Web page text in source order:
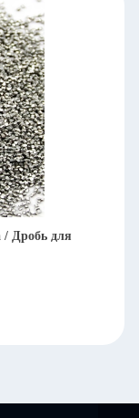
горячая